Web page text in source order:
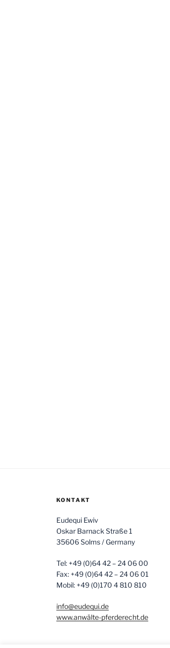
KONTAKT
Eudequi Ewiv
Oskar Barnack Straße 1
35606 Solms / Germany
Tel: +49 (0)64 42 – 24 06 00
Fax: +49 (0)64 42 – 24 06 01
Mobil: +49 (0)170 4 810 810
info@eudequi.de
www.anwälte-pferderecht.de